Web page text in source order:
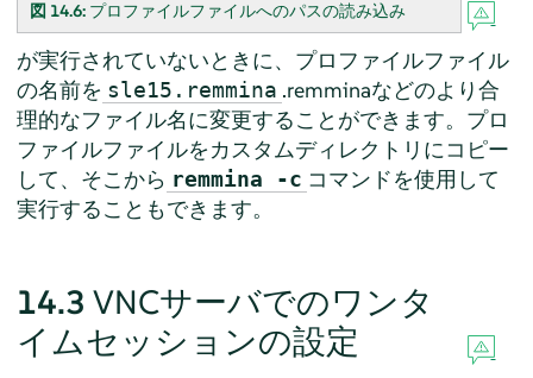
図 14.6: プロファイルファイルへのパスの読み込み
が実行されていないときに、プロファイルファイル
の名前を sle15.remmina .remminaなどのより合
理的なファイル名に変更することができます。プロ
ファイルファイルをカスタムディレクトリにコピー
して、そこから remmina -c コマンドを使用して
実行することもできます。
14.3 VNCサーバでのワンタ
イムセッションの設定